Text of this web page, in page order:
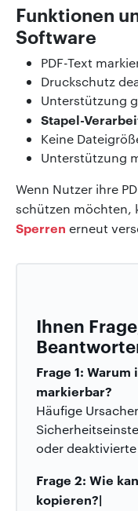
Funktionen
Software
PDF-Text
Druckschutz
Unterstützung
Stapel-
Keine
Unterstützung
Wenn Nutzer ihre
schützen möchten,
Sperren erneut
Ihnen
Frage 1: Warum
markierbar?
Häufige
oder
Frage 2: Wie
kopieren?|